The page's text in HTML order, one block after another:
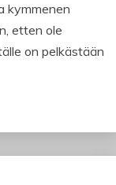
kymmenen
etten ole
on pelkästään